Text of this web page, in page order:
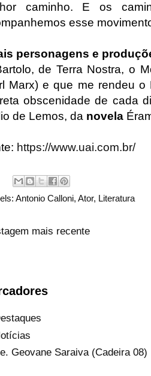
caminho. E os
esse
personagens e
de Terra Nostra, o
Marx) e que me rendeu
obscenidade de cada
de Lemos, da novela
https://www.uai.com.br/
Antonio Calloni, Ator, Literatura
mais recente
Geovane Saraiva (Cadeira 08)